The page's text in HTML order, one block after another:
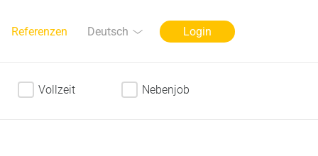
Referenzen Sprache
Deutsch Login
Vollzeit Nebenjob